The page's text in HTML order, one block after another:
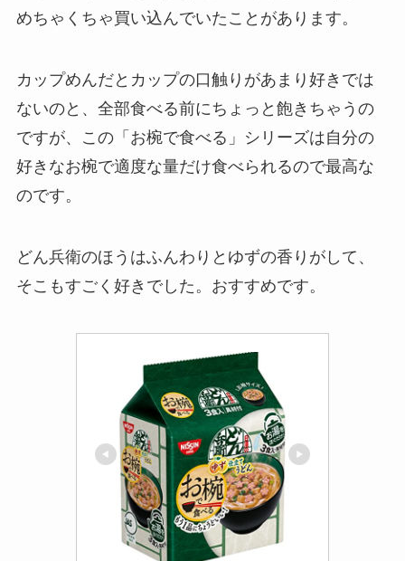
めちゃくちゃ買い込んでいたことがあります。
カップめんだとカップの口触りがあまり好きでは
ないのと、全部食べる前にちょっと飽きちゃうの
ですが、この「お椀で食べる」シリーズは自分の
好きなお椀で適度な量だけ食べられるので最高な
のです。
どん兵衛のほうはふんわりとゆずの香りがして、
そこもすごく好きでした。おすすめです。